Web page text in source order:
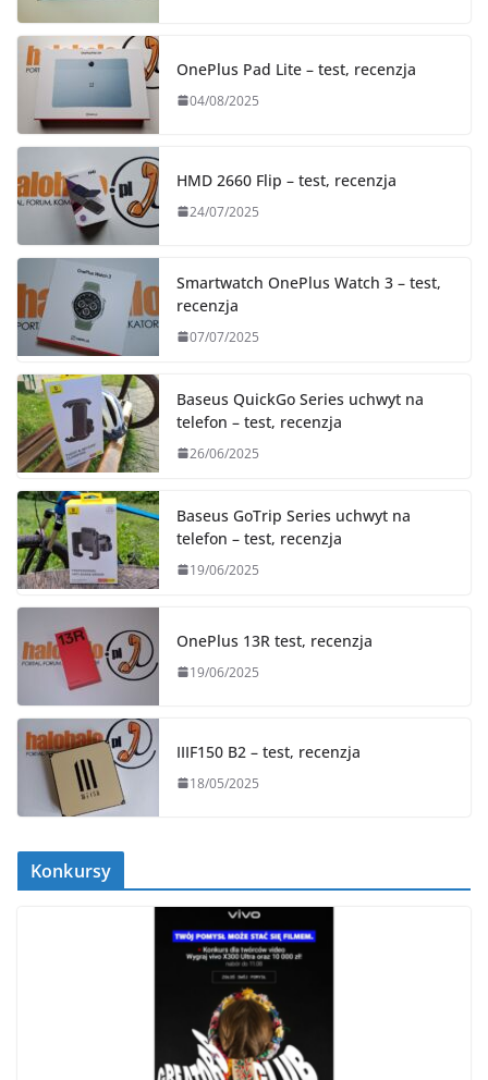
OnePlus Pad Lite – test, recenzja
04/08/2025
HMD 2660 Flip – test, recenzja
24/07/2025
Smartwatch OnePlus Watch 3 – test,
recenzja
07/07/2025
Baseus QuickGo Series uchwyt na
telefon – test, recenzja
26/06/2025
Baseus GoTrip Series uchwyt na
telefon – test, recenzja
19/06/2025
OnePlus 13R test, recenzja
19/06/2025
IIIF150 B2 – test, recenzja
18/05/2025
Konkursy